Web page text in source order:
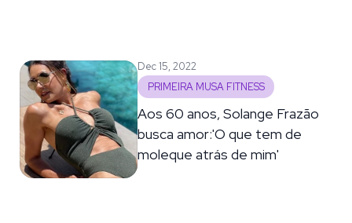
Dec 15, 2022
PRIMEIRA MUSA FITNESS
Aos 60 anos, Solange Frazão
busca amor:'O que tem de
moleque atrás de mim'